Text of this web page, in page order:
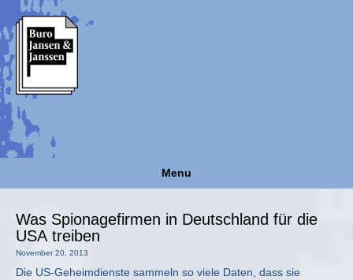
Menu
Was Spionagefirmen in Deutschland für die
USA treiben
November 20, 2013
Die US-Geheimdienste sammeln so viele Daten, dass sie